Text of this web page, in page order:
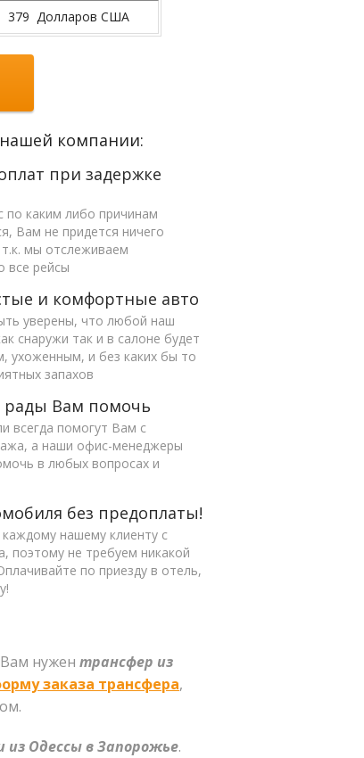
379 Долларов США
компании:
при задержке
по каким либо причинам
Вам не придется ничего
мы отслеживаем
все рейсы
и комфортные авто
уверены, что любой наш
снаружи так и в салоне будет
ухоженным, и без каких бы то
запахов
рады Вам помочь
всегда помогут Вам с
а наши офис-менеджеры
в любых вопросах и
без предоплаты!
нашему клиенту с
поэтому не требуем никакой
по приезду в отель,
нужен трансфер из
заказа трансфера,
из Одессы в Запорожье.